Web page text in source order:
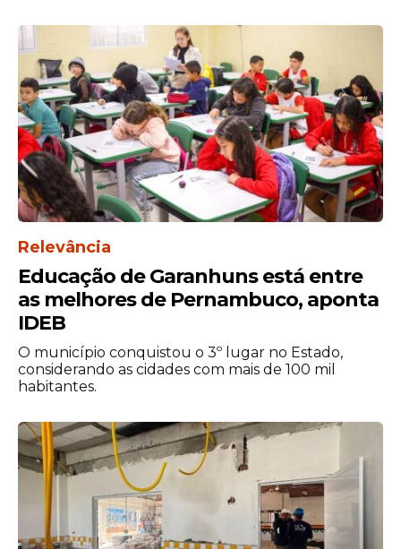
permanece internado na UTI Pediátrica. O
quadro de saúde dele é considerado grave,
mas estável.
O Cemit identificou que o ataque em
Piedade envolveu um tubarão-cabeça-
chata. Segundo o comitê, a análise do
tamanho da mordida indicou que o animal
possuía aproximadamente 2,5 metros de
comprimento.
Especialistas explicaram que essa espécie
costuma circular em áreas rasas para
buscar alimento. Por esse motivo, existe
Relevância
Educação de Garanhuns está entre
as melhores de Pernambuco, aponta
IDEB
O município conquistou o 3º lugar no Estado,
considerando as cidades com mais de 100 mil
habitantes.